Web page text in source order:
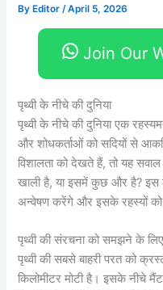
By Editor/April 5, 2026
Join Our
पृथ्वी के नीचे की दुनिया
पृथ्वी के नीचे की दुनिया एक
और शोधकर्ताओं को सदियों से
विशालता को देखते हैं, तो यह
खाली है, या इसमें कुछ और है? इस
अन्वेषण करेंगे और इसके रहस्यों
पृथ्वी की संरचना को समझने के
पृथ्वी की सबसे बाहरी परत को
किलोमीटर मोटी है। इसके नीचे